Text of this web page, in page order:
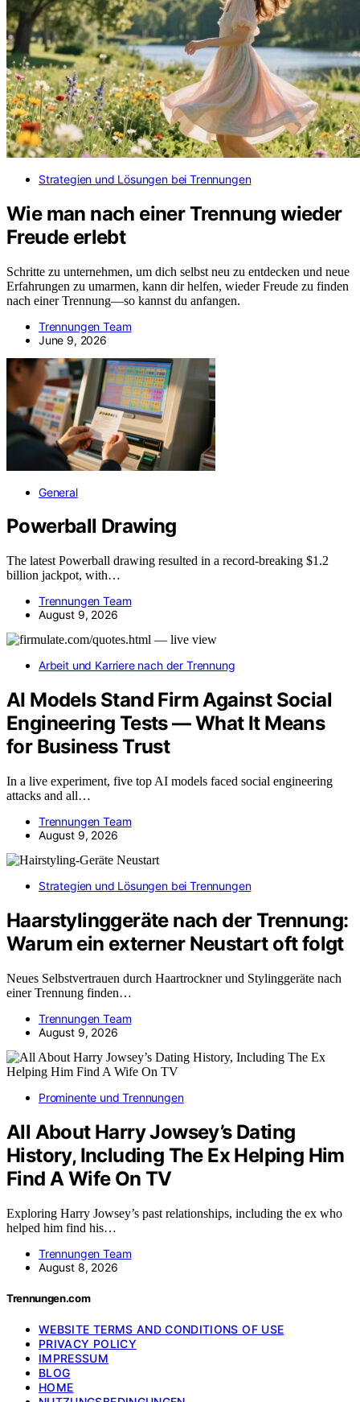
Strategien und Lösungen bei Trennungen
Wie man nach einer Trennung wieder
Freude erlebt
Schritte zu unternehmen, um dich selbst neu zu entdecken und neue
Erfahrungen zu umarmen, kann dir helfen, wieder Freude zu finden
nach einer Trennung—so kannst du anfangen.
Trennungen Team
June 9, 2026
General
Powerball Drawing
The latest Powerball drawing resulted in a record-breaking $1.2
billion jackpot, with…
Trennungen Team
August 9, 2026
Arbeit und Karriere nach der Trennung
AI Models Stand Firm Against Social
Engineering Tests — What It Means
for Business Trust
In a live experiment, five top AI models faced social engineering
attacks and all…
Trennungen Team
August 9, 2026
Strategien und Lösungen bei Trennungen
Haarstylinggeräte nach der Trennung:
Warum ein externer Neustart oft folgt
Neues Selbstvertrauen durch Haartrockner und Stylinggeräte nach
einer Trennung finden…
Trennungen Team
August 9, 2026
Prominente und Trennungen
All About Harry Jowsey’s Dating
History, Including The Ex Helping Him
Find A Wife On TV
Exploring Harry Jowsey’s past relationships, including the ex who
helped him find his…
Trennungen Team
August 8, 2026
Trennungen.com
WEBSITE TERMS AND CONDITIONS OF USE
PRIVACY POLICY
IMPRESSUM
BLOG
HOME